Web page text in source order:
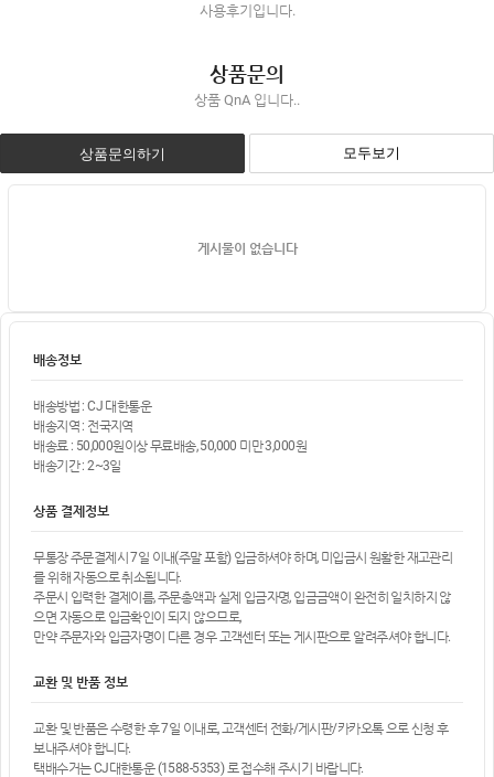
사용후기입니다.
상품문의
상품 QnA 입니다..
상품문의하기 모두보기
게시물이 없습니다
배송정보
배송방법 : CJ 대한통운
배송지역 : 전국지역
배송료 : 50,000원이상 무료배송, 50,000 미만 3,000원
배송기간 : 2~3일
상품 결제정보
무통장 주문결제시 7일 이내(주말 포함) 입금하셔야 하며, 미입금시 원활한 재고관리
를 위해 자동으로 취소됩니다.
주문시 입력한 결제이름, 주문총액과 실제 입금자명, 입금금액이 완전히 일치하지 않
으면 자동으로 입금확인이 되지 않으므로,
만약 주문자와 입금자명이 다른 경우 고객센터 또는 게시판으로 알려주셔야 합니다.
교환 및 반품 정보
교환 및 반품은 수령한 후 7일 이내로, 고객센터 전화/게시판/카카오톡 으로 신청 후
보내주셔야 합니다.
택배수거는 CJ대한통운 (1588-5353) 로 접수해 주시기 바랍니다.